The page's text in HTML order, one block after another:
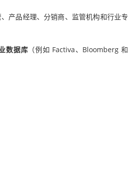
产品经理、分销商、监管机构和行业专
数据库 （例如 Factiva、Bloomberg 和